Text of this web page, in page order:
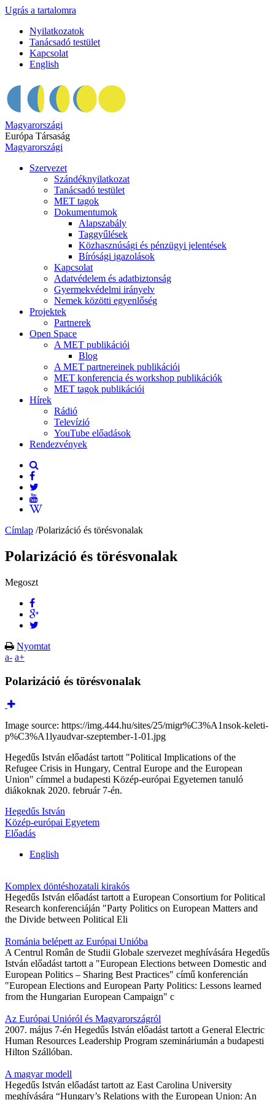
Ugrás a tartalomra
Nyilatkozatok
Tanácsadó testület
Kapcsolat
English
Magyarországi
Európa Társaság
Magyarországi
Szervezet
Szándéknyilatkozat
Tanácsadó testület
MET tagok
Dokumentumok
Alapszabály
Taggyűlések
Közhasznúsági és pénzügyi jelentések
Bírósági igazolások
Kapcsolat
Adatvédelem és adatbiztonság
Gyermekvédelmi irányelv
Nemek közötti egyenlőség
Projektek
Partnerek
Open Space
A MET publikációi
Blog
A MET partnereinek publikációi
MET konferencia és workshop publikációk
MET tagok publikációi
Hírek
Rádió
Televízió
YouTube előadások
Rendezvények
Címlap /Polarizáció és törésvonalak
Polarizáció és törésvonalak
Megoszt
Nyomtat
a- a+
Polarizáció és törésvonalak
Image source: https://img.444.hu/sites/25/migr%C3%A1nsok-keleti-
p%C3%A1lyaudvar-szeptember-1-01.jpg
Hegedűs István előadást tartott "Political Implications of the
Refugee Crisis in Hungary, Central Europe and the European
Union" címmel a budapesti Közép-európai Egyetemen tanuló
diákoknak 2020. február 7-én.
Hegedűs István
Közép-európai Egyetem
Előadás
English
Komplex döntéshozatali kirakós
Hegedűs István előadást tartott a European Consortium for Political
Research konferenciáján "Party Politics on European Matters and
the Divide between Political Eli
Románia belépett az Európai Unióba
A Centrul Român de Studii Globale szervezet meghívására Hegedűs
István előadást tartott a "European Elections between Domestic and
European Politics – Sharing Best Practices" című konferencián
"European Elections and European Party Politics: Lessons learned
from the Hungarian European Campaign" c
Az Európai Unióról és Magyarországról
2007. május 7-én Hegedűs István előadást tartott a General Electric
Human Resources Leadership Program szemináriumán a budapesti
Hilton Szállóban.
A magyar modell
Hegedűs István előadást tartott az East Carolina University
meghívására “Hungary’s Relations with the European Union: An